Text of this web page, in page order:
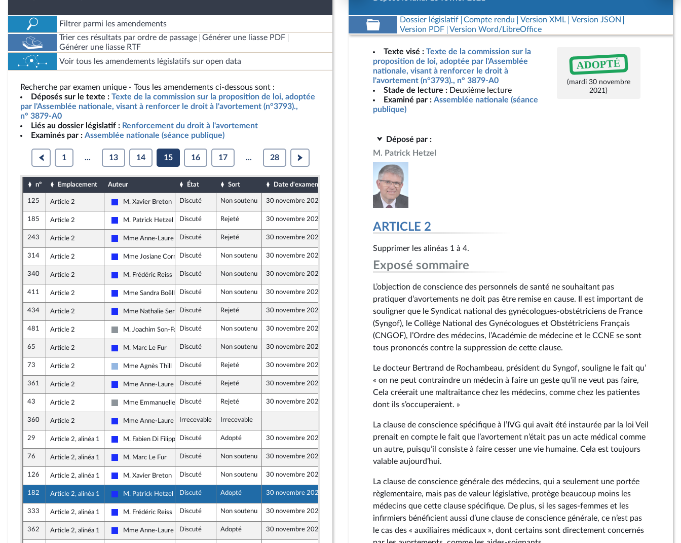
Filtrer parmi les amendements
Trier ces résultats par ordre de passage
Générer une liasse PDF
Générer une liasse RTF
Voir tous les amendements législatifs sur open data
Recherche par examen unique - Tous les amendements ci-dessous sont :
Déposés sur le texte : Texte de la commission sur la proposition de loi, adoptée
par l'Assemblée nationale, visant à renforcer le droit à l'avortement (n°3793).,
n° 3879-A0
Liés au dossier législatif : Renforcement du droit à l'avortement
Examinés par : Assemblée nationale (séance publique)
1 ... 13 14 15 16 17 ... 28
n° Emplacement Auteur État Sort Date d'examen Date de dépôt
125 Article 2
Les Républicains
M. Xavier Breton Discuté Non soutenu 30 novembre 2021
185 Article 2
Les Républicains
M. Patrick Hetzel Discuté Rejeté 30 novembre 2021
243 Article 2
Les Républicains
Mme Anne-Laure BlinDiscuté Rejeté 30 novembre 2021
314 Article 2
Les Républicains
Mme Josiane Corneloup
Discuté Non soutenu 30 novembre 2021
340 Article 2
Les Républicains
M. Frédéric Reiss Discuté Non soutenu 30 novembre 2021 15 février 2021
411 Article 2
Les Républicains
Mme Sandra Boëlle Discuté Non soutenu 30 novembre 2021
434 Article 2
Les Républicains
Mme Nathalie SerreDiscuté Rejeté 30 novembre 2021 15 février 2021
481 Article 2
Non inscrit
M. Joachim Son-ForgetDiscuté Non soutenu 30 novembre 2021 15 février 2021
65 Article 2
Les Républicains
M. Marc Le Fur Discuté Non soutenu 30 novembre 2021 15 février 2021
73 Article 2
UDI et Indépendants
Mme Agnès Thill Discuté Rejeté 30 novembre 2021 15 février 2021
361 Article 2
Les Républicains
Mme Anne-Laure BlinDiscuté Rejeté 30 novembre 2021 15 février 2021
43 Article 2
Non inscrit
Mme Emmanuelle Ménard
Discuté Rejeté 30 novembre 2021 12 février 2021
360 Article 2
Les Républicains
Mme Anne-Laure BlinIrrecevable Irrecevable
29 Article 2, alinéa 1
Les Républicains
M. Fabien Di Filippo Discuté Adopté 30 novembre 2021 12 février 2021
76 Article 2, alinéa 1
Les Républicains
M. Marc Le Fur Discuté Non soutenu 30 novembre 2021
126 Article 2, alinéa 1
Les Républicains
M. Xavier Breton Discuté Non soutenu 30 novembre 2021
182 Article 2, alinéa 1
Les Républicains
M. Patrick Hetzel Discuté Adopté 30 novembre 2021 15 février 2021
333 Article 2, alinéa 1
Les Républicains
M. Frédéric Reiss Discuté Non soutenu 30 novembre 2021
362 Article 2, alinéa 1
Les Républicains
Mme Anne-Laure BlinDiscuté Adopté 30 novembre 2021 15 février 2021
Dossier législatif Compte rendu Version XML
Version JSON
Version PDF
Version Word/LibreOffice
Texte visé : Texte de la commission sur la
proposition de loi, adoptée par l'Assemblée
nationale, visant à renforcer le droit à
l'avortement (n°3793)., n° 3879-A0
Stade de lecture : Deuxième lecture
Examiné par : Assemblée nationale (séance
publique)
ADOPTÉ
(mardi 30 novembre
2021)
Déposé par :
M. Patrick Hetzel
ARTICLE 2
Supprimer les alinéas 1 à 4.
Exposé sommaire
L’objection de conscience des personnels de santé ne souhaitant pas
pratiquer d’avortements ne doit pas être remise en cause. Il est important de
souligner que le Syndicat national des gynécologues-obstétriciens de France
(Syngof), le Collège National des Gynécologues et Obstétriciens Français
(CNGOF), l’Ordre des médecins, l’Académie de médecine et le CCNE se sont
tous prononcés contre la suppression de cette clause.
Le docteur Bertrand de Rochambeau, président du Syngof, souligne le fait qu’
« on ne peut contraindre un médecin à faire un geste qu’il ne veut pas faire,
Cela créerait une maltraitance chez les médecins, comme chez les patientes
dont ils s’occuperaient. »
La clause de conscience spécifique à l’IVG qui avait été instaurée par la loi Veil
prenait en compte le fait que l’avortement n’était pas un acte médical comme
un autre, puisqu’il consiste à faire cesser une vie humaine. Cela est toujours
valable aujourd’hui.
La clause de conscience générale des médecins, qui a seulement une portée
règlementaire, mais pas de valeur législative, protège beaucoup moins les
médecins que cette clause spécifique. De plus, si les sages-femmes et les
infirmiers bénéficient aussi d’une clause de conscience générale, ce n’est pas
le cas des « auxiliaires médicaux », dont certains sont directement concernés